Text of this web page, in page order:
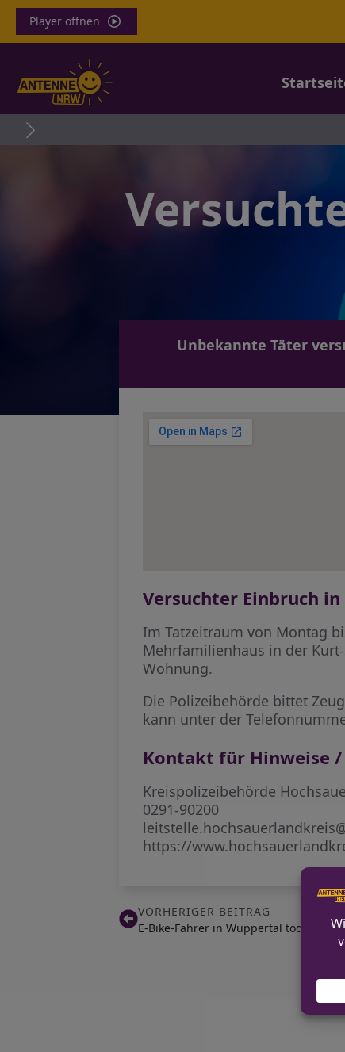
Player öffnen
Unbekannte Täter
Versuchter Einbruch
Im Tatzeitraum von Montag
Mehrfamilienhaus in der
Wohnung.
Die Polizeibehörde bittet
kann unter der
Kontakt für Hinweise /
Kreispolizeibehörde
0291-90200
https://
VORHERIGER BEITRAG
E-Bike-Fahrer in Wuppertal tödlich